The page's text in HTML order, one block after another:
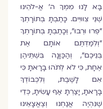
בָּא לָנוּ מִמְּךָ ה׳ אֱ-לֹהֵינוּ
שְׁנֵי צִוּוּיִים. כָּתַבְתָּ בְּתוֹרָתְךָ
"פְּרוּ וּרְבוּ", וְכָתַבְתָּ בְּתוֹרָתְךָ
"וְלִמַּדְתֶּם אוֹתָם אֶת
בְּנֵיכֶם", וְהַכַּוָּנָה בִּשְׁתֵּיהֶן
אֶחָת, כִּי לֹא לְתֹהוּ בָרָאתָ כִּי
אִם לָשֶׁבֶת, וְלִכְבוֹדְךָ
בָּרָאתָ, יָצַרְתָּ אַף עָשִׂיתָ, כְּדֵי
שֶׁנִּהְיֶה אֲנַחְנוּ וְצֶאֱצָאֵינוּ